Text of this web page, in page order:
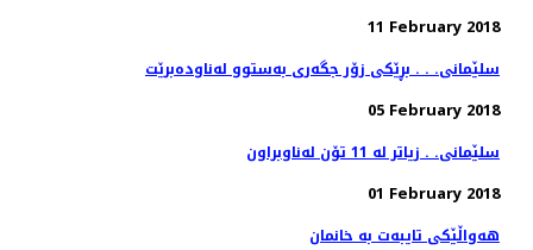
11 February 2018
سلێمانی. . . بڕێكی زۆر جگه‌ری به‌ستوو له‌ناوده‌برێت
05 February 2018
سلێمانی. . زیاتر له‌ 11 تۆن له‌ناوبراون
01 February 2018
هه‌واڵێكی تایبه‌ت به‌ خانمان